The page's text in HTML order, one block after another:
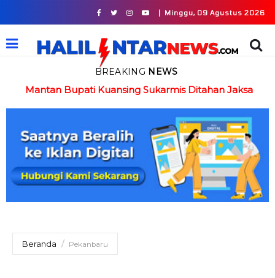
| Minggu, 09 Agustus 2026
BREAKING NEWS
Mantan Bupati Kuansing Sukarmis Ditahan Jaksa
Beranda Pekanbaru